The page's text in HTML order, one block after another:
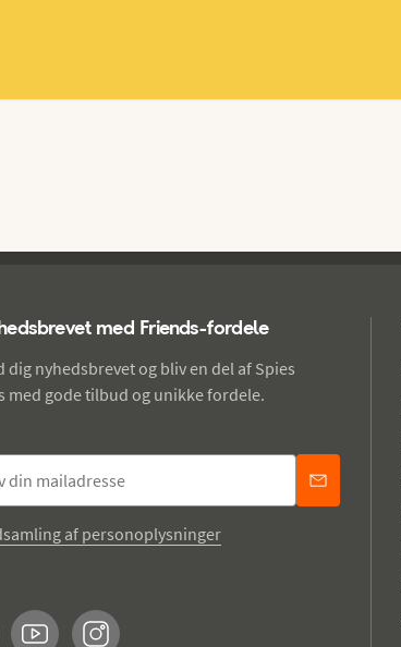
med Friends-fordele
dig nyhedsbrevet og bliv en del af Spies
med gode tilbud og unikke fordele.
af personoplysninger